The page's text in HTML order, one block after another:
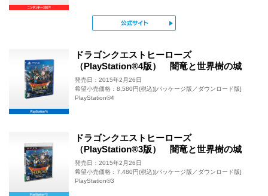
ドラゴンクエストヒーローズ
（PlayStation®4版） 闇竜と世界樹の城
発売日：2015年2月26日
希望小売価格：8,580円(税込)[パッケージ版／ダウンロード版]
PlayStation®4
ドラゴンクエストヒーローズ
（PlayStation®3版） 闇竜と世界樹の城
発売日：2015年2月26日
希望小売価格：7,480円(税込)[パッケージ版／ダウンロード版]
PlayStation®3